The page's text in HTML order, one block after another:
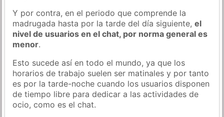
Y por contra, en el periodo que comprende la
madrugada hasta por la tarde del día siguiente,el
nivel de usuarios en el chat, por norma general es
menor.
Esto sucede así en todo el mundo, ya que los
horarios de trabajo suelen ser matinales y por tanto
es por la tarde-noche cuando los usuarios disponen
de tiempo libre para dedicar a las actividades de
ocio, como es el chat.